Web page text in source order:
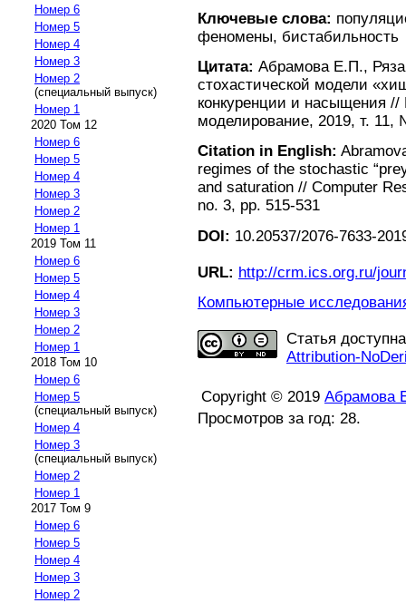
Номер 6
Номер 5
Номер 4
Номер 3
Номер 2
(специальный выпуск)
Номер 1
2020 Том 12
Номер 6
Номер 5
Номер 4
Номер 3
Номер 2
Номер 1
2019 Том 11
Номер 6
Номер 5
Номер 4
Номер 3
Номер 2
Номер 1
2018 Том 10
Номер 6
Номер 5
(специальный выпуск)
Номер 4
Номер 3
(специальный выпуск)
Номер 2
Номер 1
2017 Том 9
Номер 6
Номер 5
Номер 4
Номер 3
Номер 2
Ключевые слова:
феномены, бистабильность
Цитата: Абрамова Е.П.,
стохастической модели
конкуренции и насыщения
моделирование, 2019, т. 11,
Citation in English:
regimes of the stochastic
and saturation // Computer
no. 3, pp. 515-531
DOI: 10.20537/2076-7633-
URL: http://crm.ics.org.ru/
Компьютерные
Статья
Attribution-
Copyright © 2019 Абрамова
Просмотров за год: 28.